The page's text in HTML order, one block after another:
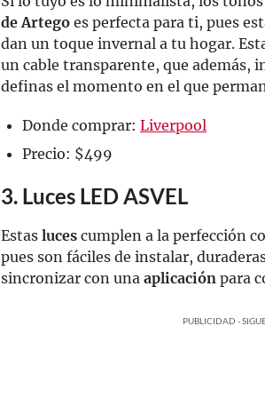
de Artego es perfecta para ti, pues
dan un toque invernal a tu hogar.
un cable transparente, que además,
definas el momento en el que
Donde comprar: Liverpool
Precio: $499
3. Luces LED ASVEL
Estas luces cumplen a la perfección
pues son fáciles de instalar,
sincronizar con una aplicación para
PUBLICIDAD -